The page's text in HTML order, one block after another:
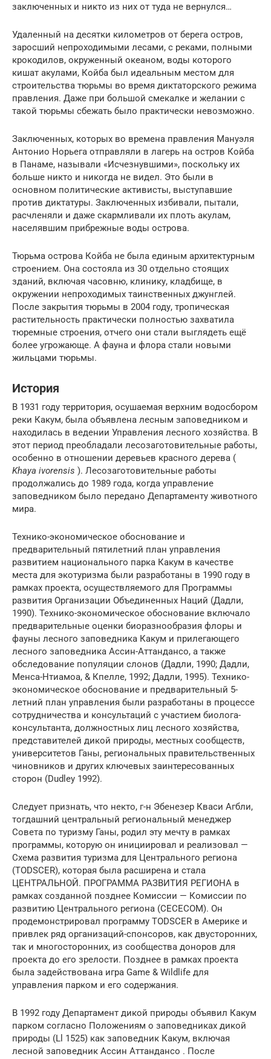
заключенных и никто из них от туда не вернулся…
Удаленный на десятки километров от берега остров,
заросший непроходимыми лесами, с реками, полными
крокодилов, окруженный океаном, воды которого
кишат акулами, Койба был идеальным местом для
строительства тюрьмы во время диктаторского режима
правления. Даже при большой смекалке и желании с
такой тюрьмы сбежать было практически невозможно.
Заключенных, которых во времена правления Мануэля
Антонио Норьега отправляли в лагерь на остров Койба
в Панаме, называли «Исчезнувшими», поскольку их
больше никто и никогда не видел. Это были в
основном политические активисты, выступавшие
против диктатуры. Заключенных избивали, пытали,
расчленяли и даже скармливали их плоть акулам,
населявшим прибрежные воды острова.
Тюрьма острова Койба не была единым архитектурным
строением. Она состояла из 30 отдельно стоящих
зданий, включая часовню, клинику, кладбище, в
окружении непроходимых таинственных джунглей.
После закрытия тюрьмы в 2004 году, тропическая
растительность практически полностью захватила
тюремные строения, отчего они стали выглядеть ещё
более угрожающе. А фауна и флора стали новыми
жильцами тюрьмы.
История
В 1931 году территория, осушаемая верхним водосбором
реки Какум, была объявлена ​​лесным заповедником и
находилась в ведении Управления лесного хозяйства. В
этот период преобладали лесозаготовительные работы,
особенно в отношении деревьев красного дерева (
Khaya ivorensis ). Лесозаготовительные работы
продолжались до 1989 года, когда управление
заповедником было передано Департаменту животного
мира.
Технико-экономическое обоснование и
предварительный пятилетний план управления
развитием национального парка Какум в качестве
места для экотуризма были разработаны в 1990 году в
рамках проекта, осуществляемого для Программы
развития Организации Объединенных Наций (Дадли,
1990). Технико-экономическое обоснование включало
предварительные оценки биоразнообразия флоры и
фауны лесного заповедника Какум и прилегающего
лесного заповедника Ассин-Аттандансо, а также
обследование популяции слонов (Дадли, 1990; Дадли,
Менса-Нтиамоа, & Кпелле, 1992; Дадли, 1995). Технико-
экономическое обоснование и предварительный 5-
летний план управления были разработаны в процессе
сотрудничества и консультаций с участием биолога-
консультанта, должностных лиц лесного хозяйства,
представителей дикой природы, местных сообществ,
университетов Ганы, региональных правительственных
чиновников и других ключевых заинтересованных
сторон (Dudley 1992).
Следует признать, что некто, г-н Эбенезер Кваси Агбли,
тогдашний центральный региональный менеджер
Совета по туризму Ганы, родил эту мечту в рамках
программы, которую он инициировал и реализовал —
Схема развития туризма для Центрального региона
(TODSCER), которая была расширена и стала
ЦЕНТРАЛЬНОЙ. ПРОГРАММА РАЗВИТИЯ РЕГИОНА в
рамках созданной позднее Комиссии — Комиссии по
развитию Центрального региона (CECECOM). Он
продемонстрировал программу TODSCER в Америке и
привлек ряд организаций-спонсоров, как двусторонних,
так и многосторонних, из сообщества доноров для
проекта до его зрелости. Позднее в рамках проекта
была задействована игра Game & Wildlife для
управления парком и его содержания.
В 1992 году Департамент дикой природы объявил Какум
парком согласно Положениям о заповедниках дикой
природы (Ll 1525) как заповедник Какум, включая
лесной заповедник Ассин Аттандансо . После